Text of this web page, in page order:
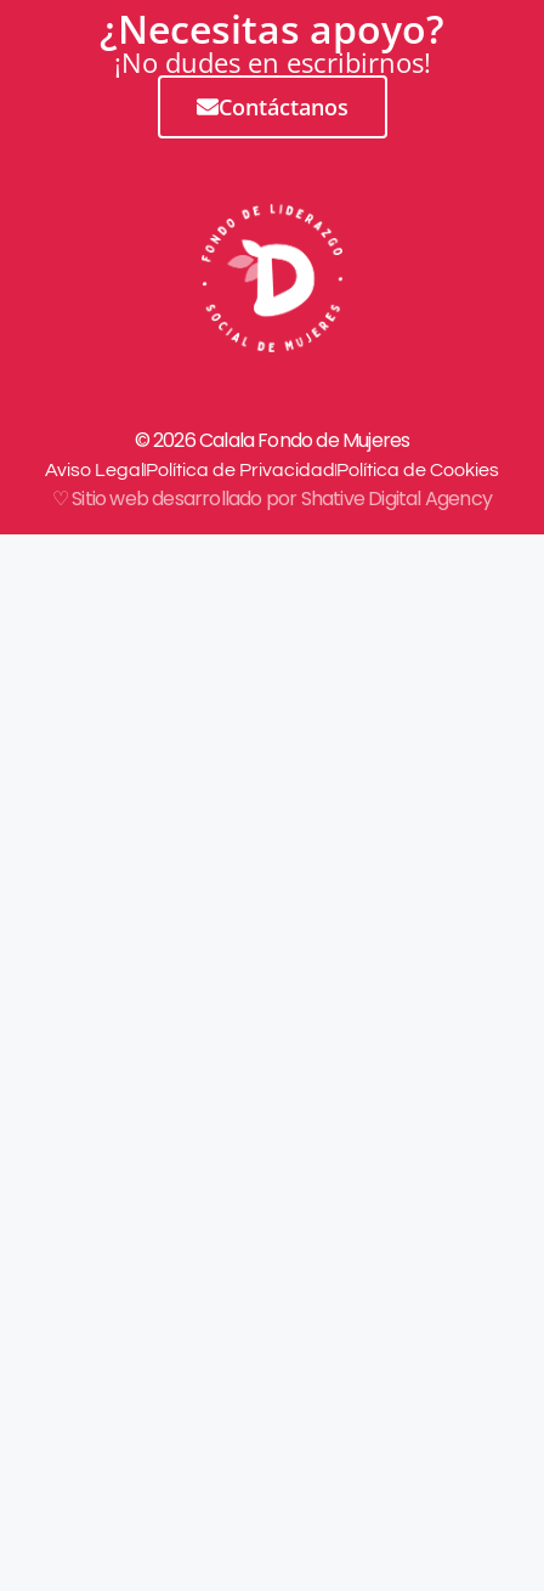
¿Necesitas apoyo?
¡No dudes en escribirnos!
Contáctanos
© 2026 Calala Fondo de Mujeres
Aviso Legal Política de Privacidad Política de Cookies
♡ Sitio web desarrollado por Shative Digital Agency